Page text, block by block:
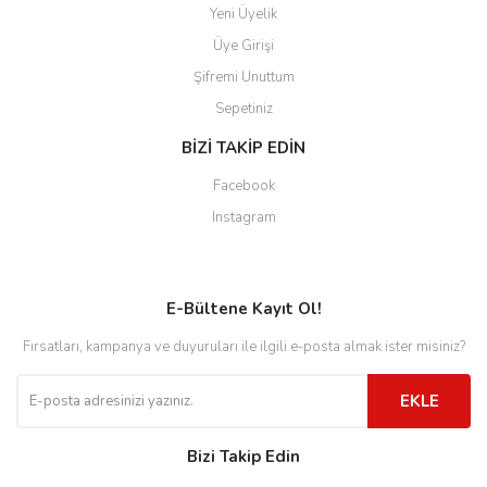
Yeni Üyelik
Üye Girişi
Şifremi Unuttum
Sepetiniz
BİZİ TAKİP EDİN
Facebook
Instagram
E-Bültene Kayıt Ol!
Fırsatları, kampanya ve duyuruları ile ilgili e-posta almak ister misiniz?
EKLE
Bizi Takip Edin